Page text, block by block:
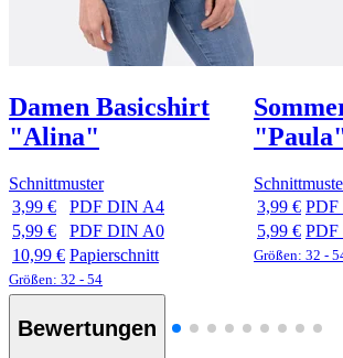
Damen Basicshirt
"Alina"
Schnittmuster
3,99 €
PDF DIN A4
5,99 €
PDF DIN A0
10,99 € Papierschnitt
Größen: 32 - 54
3,99 €
5,99 €
Größen: 32 -
Bewertungen